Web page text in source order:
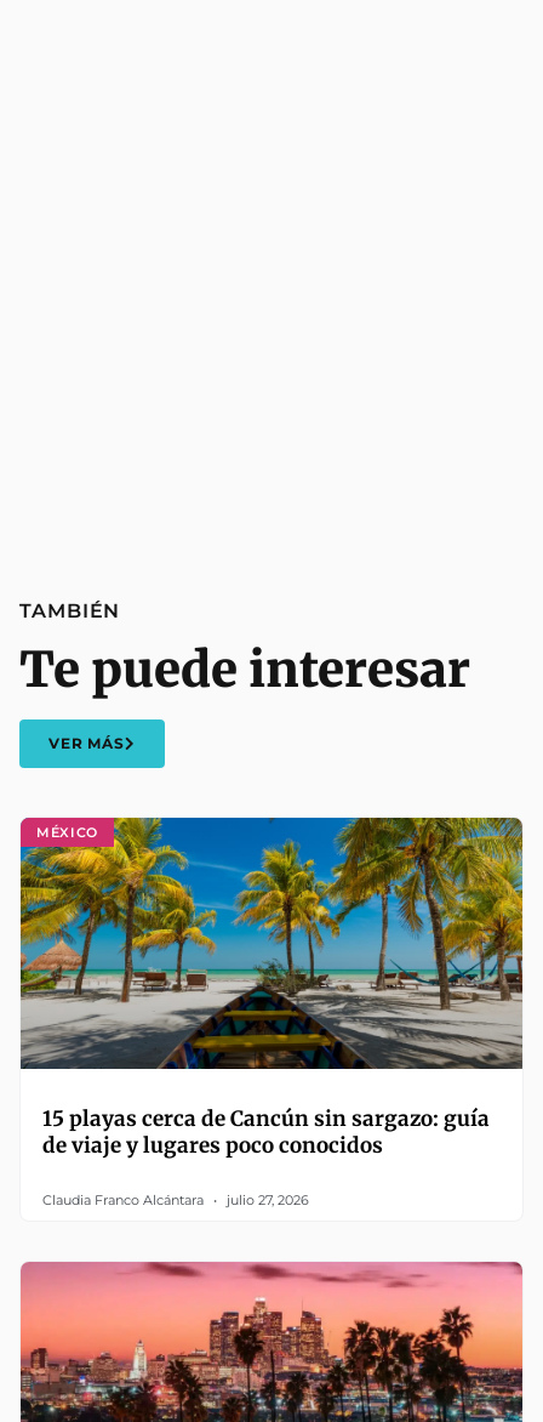
MÉXICO
15 playas cerca de Cancún sin sargazo: guía
de viaje y lugares poco conocidos
Claudia Franco Alcántara julio 27, 2026
TAMBIÉN
Te puede interesar
VER MÁS